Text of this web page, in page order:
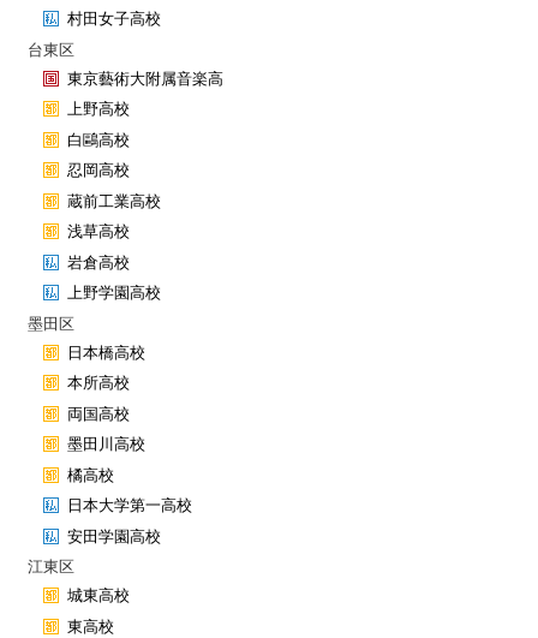
村田女子高校
台東区
東京藝術大附属音楽高
上野高校
白鷗高校
忍岡高校
蔵前工業高校
浅草高校
岩倉高校
上野学園高校
墨田区
日本橋高校
本所高校
両国高校
墨田川高校
橘高校
日本大学第一高校
安田学園高校
江東区
城東高校
東高校